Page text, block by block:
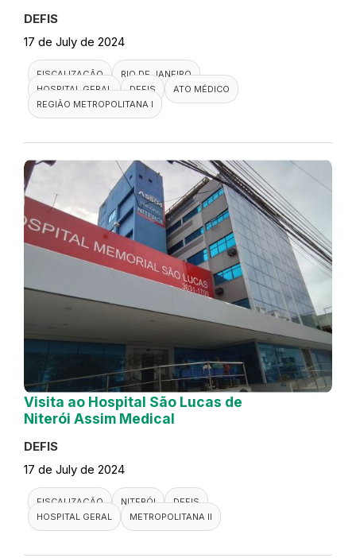
DEFIS
17 de July de 2024
FISCALIZAÇÃO
RIO DE JANEIRO
HOSPITAL GERAL
DEFIS
ATO MÉDICO
REGIÃO METROPOLITANA I
Visita ao Hospital São Lucas de
Niterói Assim Medical
DEFIS
17 de July de 2024
FISCALIZAÇÃO NITERÓI
DEFIS
HOSPITAL GERAL
METROPOLITANA II